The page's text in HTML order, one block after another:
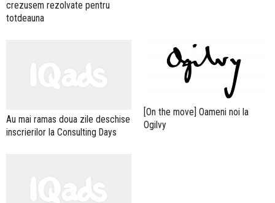
crezusem rezolvate pentru
totdeauna
Au mai ramas doua zile deschise
inscrierilor la Consulting Days
[On the move] Oameni noi la
Ogilvy